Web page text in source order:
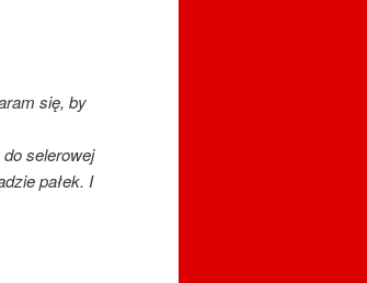
się, by
selerowej
pałek. I